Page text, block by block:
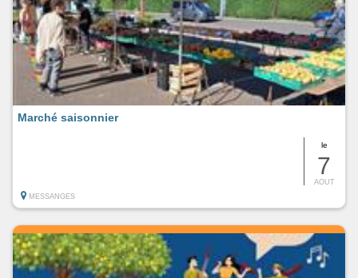
le
7
AOUT
Marché saisonnier
MESSANGES